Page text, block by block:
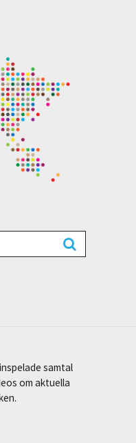
samtal
om aktuella